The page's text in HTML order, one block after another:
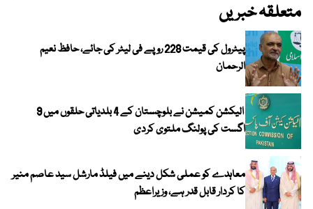
متعلقہ خبریں
پیٹرول کی قیمت 228 روپے فی لیٹر کی جائے، حافظ نعیم
الرحمان
الیکشن کمیشن نے بلوچستان کے 4 بلدیاتی حلقوں میں 9
اگست کی پولنگ ملتوی کردی
معاہدے کو عملی شکل دینے میں فیلڈ مارشل سید عاصم منیر
کا کردار قابل قدر ہے، وزیراعظم